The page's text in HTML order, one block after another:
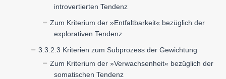
introvertierten Tendenz
Zum Kriterium der »Entfaltbarkeit« bezüglich der
explorativen Tendenz
3.3.2.3 Kriterien zum Subprozess der Gewichtung
Zum Kriterium der »Verwachsenheit« bezüglich der
somatischen Tendenz